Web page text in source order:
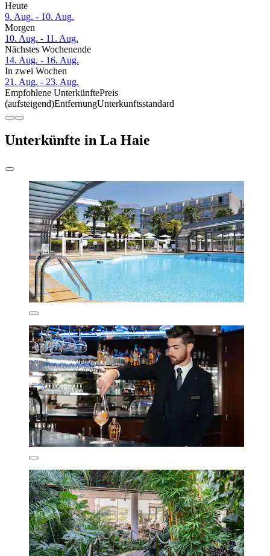
Heute
9. Aug. - 10. Aug.
Morgen
10. Aug. - 11. Aug.
Nächstes Wochenende
14. Aug. - 16. Aug.
In zwei Wochen
21. Aug. - 23. Aug.
Empfohlene UnterkünftePreis
(aufsteigend)EntfernungUnterkunftsstandard
Unterkünfte in La Haie